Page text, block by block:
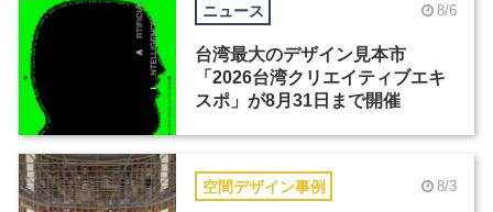
ニュース 8/6
台湾最大のデザイン見本市
「2026台湾クリエイティブエキ
スポ」が8月31日まで開催
空間デザイン事例 8/3